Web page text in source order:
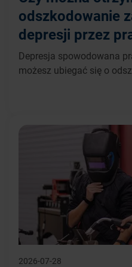
odszkodowanie
depresji przez
Depresja spowodowana
możesz ubiegać się o
2026-07-28